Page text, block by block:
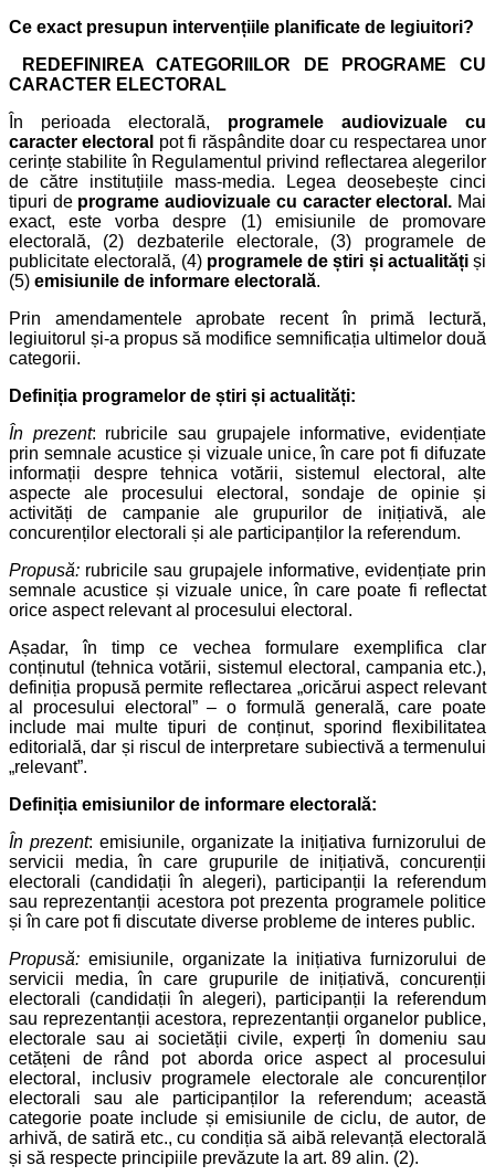
Ce exact presupun intervențiile planificate de legiuitori?
REDEFINIREA CATEGORIILOR DE PROGRAME CU
CARACTER ELECTORAL
În perioada electorală, programele audiovizuale cu
caracter electoral pot fi răspândite doar cu respectarea unor
cerințe stabilite în Regulamentul privind reflectarea alegerilor
de către instituțiile mass-media. Legea deosebește cinci
tipuri de programe audiovizuale cu caracter electoral. Mai
exact, este vorba despre (1) emisiunile de promovare
electorală, (2) dezbaterile electorale, (3) programele de
publicitate electorală, (4) programele de știri și actualitățiși
(5) emisiunile de informare electorală.
Prin amendamentele aprobate recent în primă lectură,
legiuitorul și-a propus să modifice semnificația ultimelor două
categorii.
Definiția programelor de știri și actualități:
În prezent: rubricile sau grupajele informative, evidențiate
prin semnale acustice și vizuale unice, în care pot fi difuzate
informații despre tehnica votării, sistemul electoral, alte
aspecte ale procesului electoral, sondaje de opinie și
activități de campanie ale grupurilor de inițiativă, ale
concurenților electorali și ale participanților la referendum.
Propusă: rubricile sau grupajele informative, evidențiate prin
semnale acustice și vizuale unice, în care poate fi reflectat
orice aspect relevant al procesului electoral.
Așadar, în timp ce vechea formulare exemplifica clar
conținutul (tehnica votării, sistemul electoral, campania etc.),
definiția propusă permite reflectarea „oricărui aspect relevant
al procesului electoral” – o formulă generală, care poate
include mai multe tipuri de conținut, sporind flexibilitatea
editorială, dar și riscul de interpretare subiectivă a termenului
„relevant”.
Definiția emisiunilor de informare electorală:
În prezent: emisiunile, organizate la inițiativa furnizorului de
servicii media, în care grupurile de inițiativă, concurenții
electorali (candidații în alegeri), participanții la referendum
sau reprezentanții acestora pot prezenta programele politice
și în care pot fi discutate diverse probleme de interes public.
Propusă: emisiunile, organizate la inițiativa furnizorului de
servicii media, în care grupurile de inițiativă, concurenții
electorali (candidații în alegeri), participanții la referendum
sau reprezentanții acestora, reprezentanții organelor publice,
electorale sau ai societății civile, experți în domeniu sau
cetățeni de rând pot aborda orice aspect al procesului
electoral, inclusiv programele electorale ale concurenților
electorali sau ale participanților la referendum; această
categorie poate include și emisiunile de ciclu, de autor, de
arhivă, de satiră etc., cu condiția să aibă relevanță electorală
și să respecte principiile prevăzute la art. 89 alin. (2).